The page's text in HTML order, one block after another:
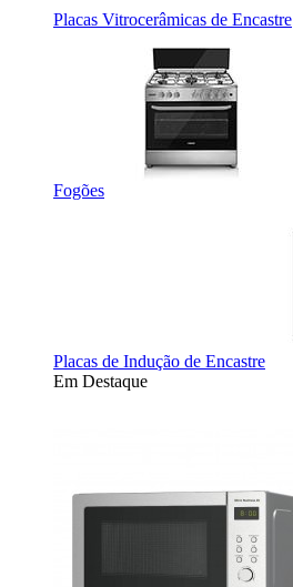
Placas Vitrocerâmicas de Encastre
Fogões
Placas de Indução de Encastre
Em Destaque